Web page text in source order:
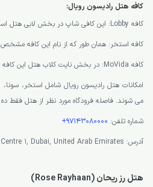
کافه هتل رادیسون رویال:
کافه Lobby: این کافی شاپ در بخش لابی هتل است و می توانید نوشیدنی های مختلفی را در آن سفارش دهید.
کافه استخر: همان طور که از نام این کافه
کافه MoVida: در بخش نایت کلاب هتل این کافه قرار گرفته و در آن نوشیدنی محلی و بین المللی ارائه می شود.
امکانات هتل رادیسون رویال شامل استخر،
می شوند. فاصله فرودگاه مورد نظر از هتل فقط
شماره تلفن: 97143080000+
آدرس: Sheikh Zayed Road, Trade Centre 1, Dubai, United Arab Emirates
هتل رز ریحان (Rose Rayhaan)